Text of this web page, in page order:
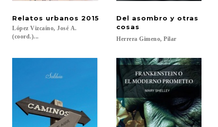
Relatos urbanos 2015
López Vizcaíno, José A.
(coord.)...
Del asombro y otras
cosas
Herrera Gimeno, Pilar